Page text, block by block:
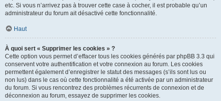
etc. Si vous n’arrivez pas à trouver cette case à cocher, il est probable qu’un
administrateur du forum ait désactivé cette fonctionnalité.
Haut
À quoi sert « Supprimer les cookies » ?
Cette option vous permet d’effacer tous les cookies générés par phpBB 3.3 qui
conservent votre authentification et votre connexion au forum. Les cookies
permettent également d’enregistrer le statut des messages (s’ils sont lus ou
non lus) dans le cas où cette fonctionnalité a été activée par un administrateur
du forum. Si vous rencontrez des problèmes récurrents de connexion et de
déconnexion au forum, essayez de supprimer les cookies.